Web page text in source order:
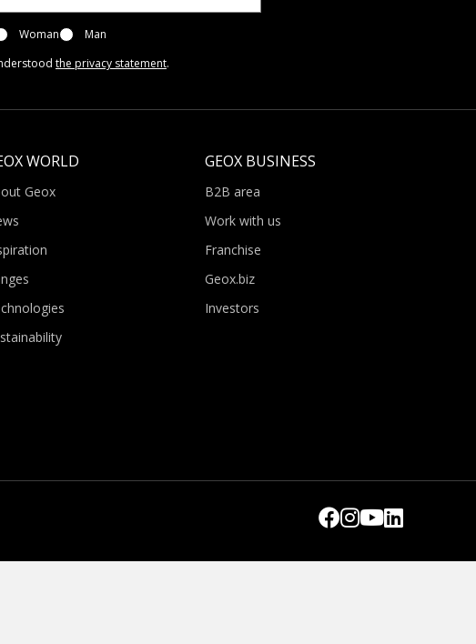
Woman
Man
the privacy statement.
WORLD
Geox
GEOX BUSINESS
B2B area
Work with us
Franchise
Geox.biz
Investors